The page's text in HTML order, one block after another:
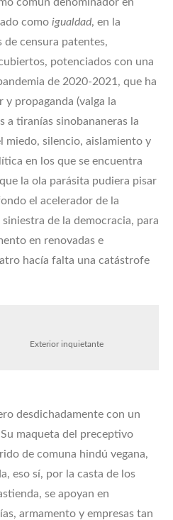
como igualdad, en la
censura patentes,
potenciados con una
de 2020-2021, que ha
propaganda (valga la
a tiranías sinobananeras la
miedo, silencio, aislamiento y
en los que se encuentra
la ola parásita pudiera pisar
el acelerador de la
de la democracia, para
en renovadas e
hacía falta una catástrofe
Exterior inquietante
desdichadamente con un
maqueta del preceptivo
de comuna hindú vegana,
eso sí, por la casta de los
se apoyan en
armamento y empresas tan